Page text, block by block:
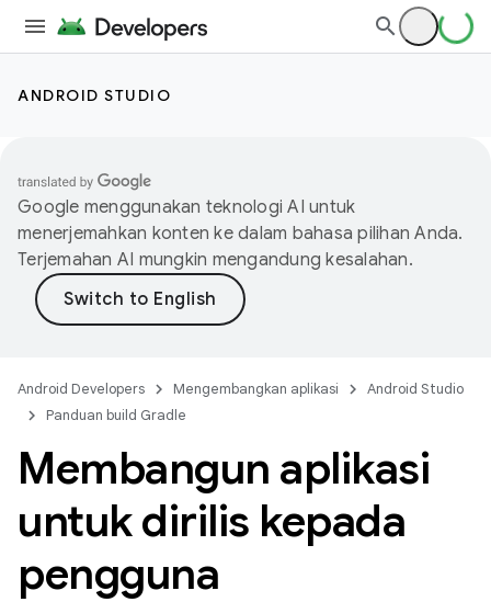
ANDROID STUDIO
Google menggunakan teknologi AI untuk
menerjemahkan konten ke dalam bahasa pilihan Anda.
Terjemahan AI mungkin mengandung kesalahan.
Android Developers Mengembangkan aplikasi
Android Studio
Panduan build Gradle
Membangun aplikasi
untuk dirilis kepada
pengguna